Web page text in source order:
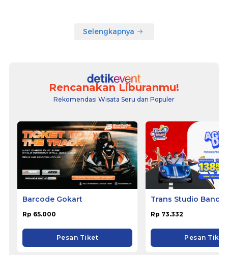
Selengkapnya
Rencanakan Liburanmu!
Rekomendasi Wisata Seru dan Populer
Barcode Gokart
Rp 65.000
Pesan Tiket
Trans Studio
Rp 73.332
Pesan Tiket